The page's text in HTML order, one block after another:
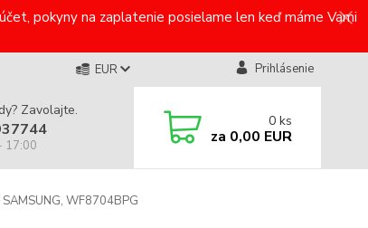
pokyny na zaplatenie posielame len keď máme Vami
EUR Prihlásenie
Zavolajte.
17:00
0 ks
za 0,00 EUR
WF8704BPG